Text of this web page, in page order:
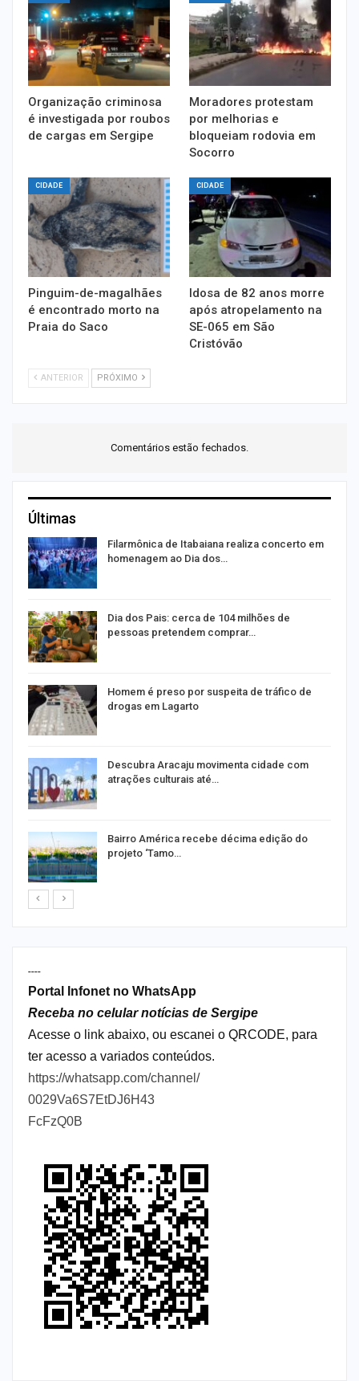
Organização criminosa
é investigada por roubos
de cargas em Sergipe
Moradores protestam
por melhorias e
bloqueiam rodovia em
Socorro
CIDADE
Pinguim-de-magalhães
é encontrado morto na
Praia do Saco
CIDADE
Idosa de 82 anos morre
após atropelamento na
SE-065 em São
Cristóvão
ANTERIOR PRÓXIMO
Comentários estão fechados.
Últimas
Filarmônica de Itabaiana realiza concerto em
homenagem ao Dia dos…
Dia dos Pais: cerca de 104 milhões de
pessoas pretendem comprar…
Homem é preso por suspeita de tráfico de
drogas em Lagarto
Descubra Aracaju movimenta cidade com
atrações culturais até…
Bairro América recebe décima edição do
projeto ‘Tamo…
----
Portal Infonet no WhatsApp
Receba no celular notícias de Sergipe
Acesse o link abaixo, ou escanei o QRCODE, para
ter acesso a variados conteúdos.
https://whatsapp.com/channel/
0029Va6S7EtDJ6H43
FcFzQ0B